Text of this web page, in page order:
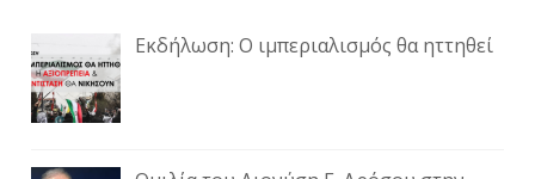
Εκδήλωση: Ο ιμπεριαλισμός θα ηττηθεί